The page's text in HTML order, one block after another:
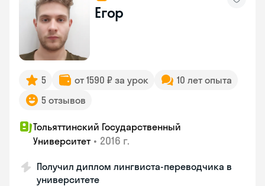
Егор
5 от 1590 ₽ за урок
10 лет опыта
5 отзывов
Тольяттинский Государственный
Университет • 2016 г.
Получил диплом лингвиста-переводчика в
университете